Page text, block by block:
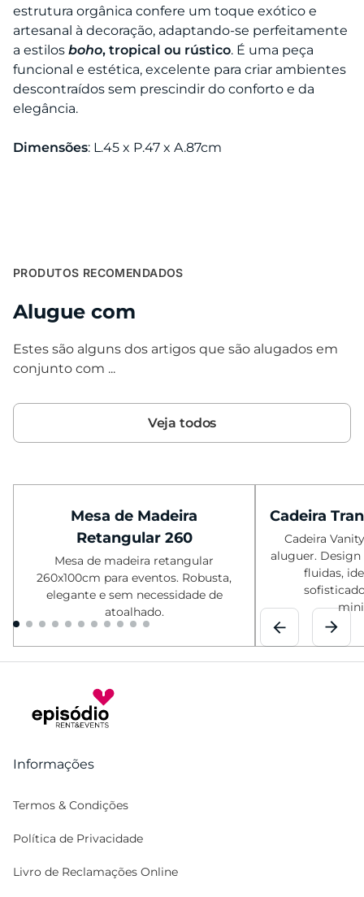
estrutura orgânica confere um toque exótico e
artesanal à decoração, adaptando-se perfeitamente
a estilos boho, tropical ou rústico. É uma peça
funcional e estética, excelente para criar ambientes
descontraídos sem prescindir do conforto e da
elegância.
Dimensões: L.45 x P.47 x A.87cm
PRODUTOS RECOMENDADOS
Alugue com
Estes são alguns dos artigos que são alugados em
conjunto com ...
Veja todos
Mesa de Madeira
Retangular 260
Mesa de madeira retangular
260x100cm para eventos. Robusta,
elegante e sem necessidade de
atoalhado.
Cadeira
Cadeira
aluguer. Design
fluidas,
Informações
Termos & Condições
Política de Privacidade
Livro de Reclamações Online